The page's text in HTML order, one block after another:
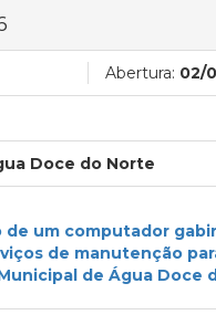
Abertura: 02/
Doce do Norte
um computador
de manutenção
de Água Doce